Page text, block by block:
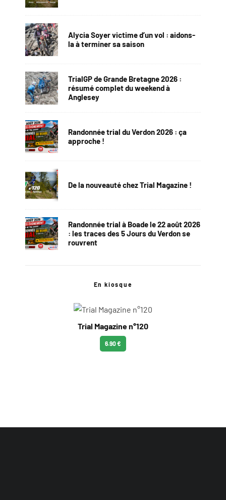
Alycia Soyer victime d’un vol : aidons-
la à terminer sa saison
TrialGP de Grande Bretagne 2026 :
résumé complet du weekend à
Anglesey
Randonnée trial du Verdon 2026 : ça
approche !
De la nouveauté chez Trial Magazine !
Randonnée trial à Boade le 22 août 2026
: les traces des 5 Jours du Verdon se
rouvrent
En kiosque
Trial Magazine n°120
6.90 €